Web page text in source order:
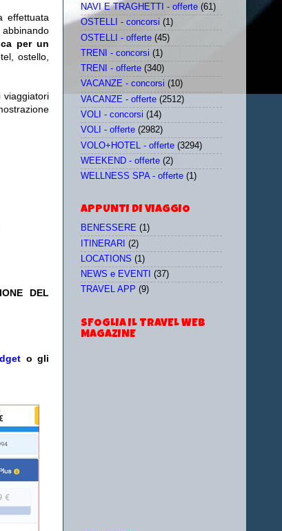
effettuata
. abbinando
per un
ostello,
viaggiatori
DEL
o gli
NAVI E TRAGHETTI - offerte (61)
OSTELLI - concorsi (1)
OSTELLI - offerte (45)
TRENI - concorsi (1)
TRENI - offerte (340)
VACANZE - concorsi (10)
VACANZE - offerte (2512)
VOLI - concorsi (14)
VOLI - offerte (2982)
VOLO+HOTEL - offerte (3294)
WEEKEND - offerte (2)
WELLNESS SPA - offerte (1)
APPUNTI DI VIAGGIO
BENESSERE (1)
ITINERARI (2)
LOCATIONS (1)
NEWS e EVENTI
(37)
TRAVEL APP (9)
SFOGLIA IL TRAVEL WEB
MAGAZINE